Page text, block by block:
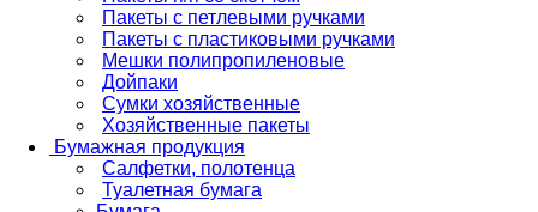
Пакеты с петлевыми ручками
Пакеты с пластиковыми ручками
Мешки полипропиленовые
Дойпаки
Сумки хозяйственные
Хозяйственные пакеты
Бумажная продукция
Салфетки, полотенца
Туалетная бумага